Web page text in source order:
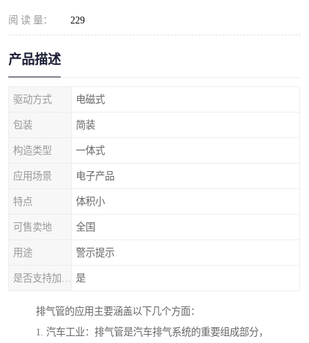
阅 读 量： 229
产品描述
驱动方式 电磁式
包装 简装
构造类型 一体式
应用场景 电子产品
特点 体积小
可售卖地 全国
用途 警示提示
是
排气管的应用主要涵盖以下几个方面：
1. 汽车工业：排气管是汽车排气系统的重要组成部分，